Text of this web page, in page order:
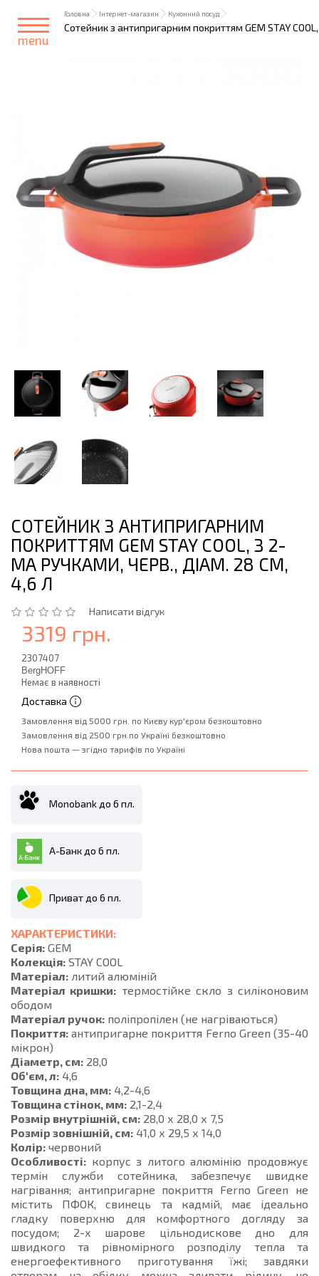
menu
Головна Інтернет-магазин Кухонний посуд
Сотейник з антипригарним покриттям GEM STAY
СОТЕЙНИК З АНТИПРИГАРНИМ
ПОКРИТТЯМ GEM STAY COOL, З 2-
МА РУЧКАМИ, ЧЕРВ., ДІАМ. 28 СМ,
4,6 Л
Написати відгук
3319 грн.
2307407
BergHOFF
Немає в наявності
Доставка
Замовлення від 5000 грн. по Києву кур'єром безкоштовно
Замовлення від 2500 грн.по Україні безкоштовно
Нова пошта — згідно тарифів по Україні
Monobank до 6 пл.
А-Банк до 6 пл.
Приват до 6 пл.
ХАРАКТЕРИСТИКИ:
Серія: GEM
Колекція: STAY COOL
Матеріал: литий алюміній
Матеріал кришки: термостійке скло з силіконовим
ободом
Матеріал ручок: поліпропілен (не нагріваються)
Покриття: антипригарне покриття Ferno Green (35-40
мікрон)
Діаметр, см: 28,0
Об'єм, л: 4,6
Товщина дна, мм: 4,2-4,6
Товщина стінок, мм: 2,1-2,4
Розмір внутрішній, см: 28,0 х 28,0 х 7,5
Розмір зовнішній, см: 41,0 х 29,5 х 14,0
Колір: червоний
Особливості: корпус з литого алюмінію продовжує
термін служби сотейника, забезпечує швидке
нагрівання; антипригарне покриття Ferno Green не
містить ПФОК, свинець та кадмій, має ідеально
гладку поверхню для комфортного догляду за
посудом; 2-х шарове цільнодискове дно для
швидкого та рівномірного розподілу тепла та
енергоефективного приготування їжі; завдяки